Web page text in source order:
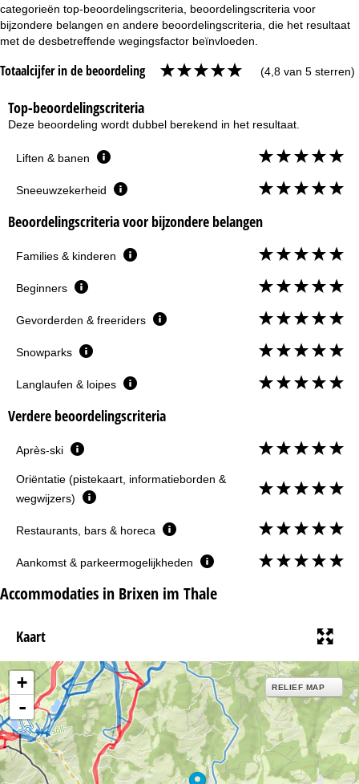
categorieën top-beoordelingscriteria, beoordelingscriteria voor
bijzondere belangen en andere beoordelingscriteria, die het resultaat
met de desbetreffende wegingsfactor beïnvloeden.
Totaalcijfer in de beoordeling (4,8 van 5 sterren)
Top-beoordelingscriteria
Deze beoordeling wordt dubbel berekend in het resultaat.
Liften & banen
Sneeuwzekerheid
Beoordelingscriteria voor bijzondere belangen
Families & kinderen
Beginners
Gevorderden & freeriders
Snowparks
Langlaufen & loipes
Verdere beoordelingscriteria
Après-ski
Oriëntatie (pistekaart, informatieborden &
wegwijzers)
Restaurants, bars & horeca
Aankomst & parkeermogelijkheden
Accommodaties in Brixen im Thale
Kaart
+
-
RELIEF MAP